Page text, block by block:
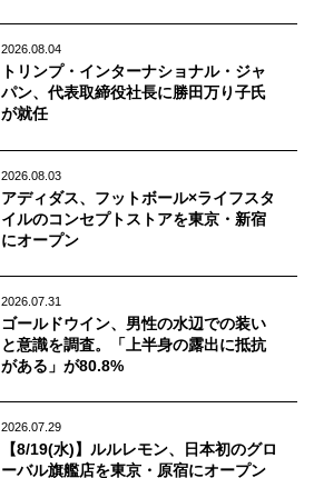
2026.08.04
トリンプ・インターナショナル・ジャ
パン、代表取締役社長に勝田万り子氏
が就任
2026.08.03
アディダス、フットボール×ライフスタ
イルのコンセプトストアを東京・新宿
にオープン
2026.07.31
ゴールドウイン、男性の水辺での装い
と意識を調査。「上半身の露出に抵抗
がある」が80.8%
2026.07.29
【8/19(水)】ルルレモン、日本初のグロ
ーバル旗艦店を東京・原宿にオープン